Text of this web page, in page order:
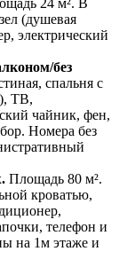
(душевая
электрический
без
спальня с
ТВ,
чайник, фен,
Номера без
Площадь 80 м².
кроватью,
телефон и
на 1м этаже и